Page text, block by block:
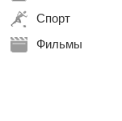
Спорт
Фильмы